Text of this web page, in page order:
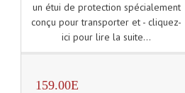
un étui de protection spécialement
conçu pour transporter et - cliquez-
ici pour lire la suite...
159.00E